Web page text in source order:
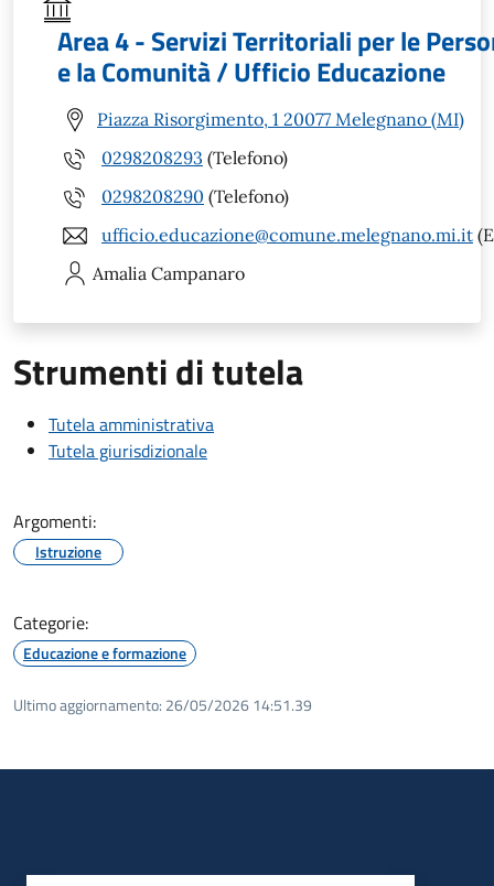
Area 4 - Servizi Territoriali per le
e la Comunità / Ufficio Educazione
Piazza Risorgimento, 1 20077 Melegnano (MI)
0298208293 (Telefono)
0298208290 (Telefono)
ufficio.educazione@comune.melegnano.mi.it
Amalia Campanaro
Strumenti di tutela
Tutela amministrativa
Tutela giurisdizionale
Argomenti:
Istruzione
Categorie:
Educazione e formazione
Ultimo aggiornamento: 26/05/2026 14:51.39